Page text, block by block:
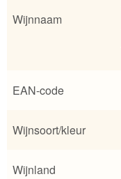
Wijnnaam
EAN-code
Wijnsoort/kleur
Wijnland